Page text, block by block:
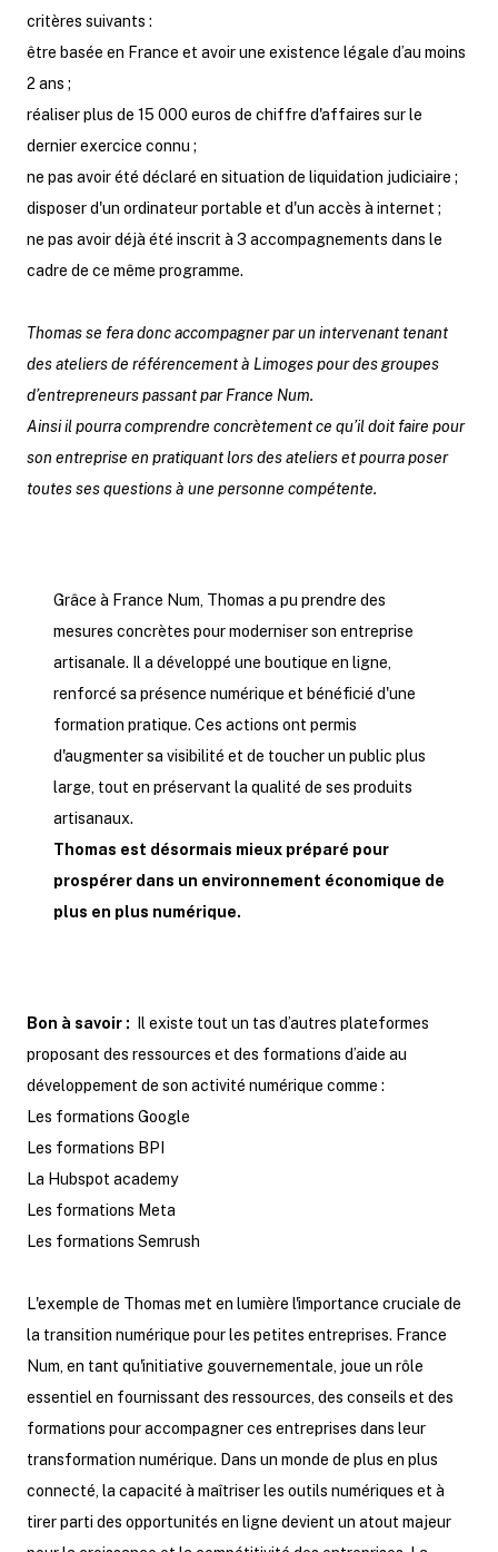
critères suivants :
être basée en France et avoir une existence légale d’au moins
2 ans ;
réaliser plus de 15 000 euros de chiffre d'affaires sur le
dernier exercice connu ;
ne pas avoir été déclaré en situation de liquidation judiciaire ;
disposer d'un ordinateur portable et d'un accès à internet ;
ne pas avoir déjà été inscrit à 3 accompagnements dans le
cadre de ce même programme.
Thomas se fera donc accompagner par un intervenant tenant
des ateliers de référencement à Limoges pour des groupes
d’entrepreneurs passant par France Num.
Ainsi il pourra comprendre concrètement ce qu’il doit faire pour
son entreprise en pratiquant lors des ateliers et pourra poser
toutes ses questions à une personne compétente.
Grâce à France Num, Thomas a pu prendre des
mesures concrètes pour moderniser son entreprise
artisanale. Il a développé une boutique en ligne,
renforcé sa présence numérique et bénéficié d'une
formation pratique. Ces actions ont permis
d'augmenter sa visibilité et de toucher un public plus
large, tout en préservant la qualité de ses produits
artisanaux.
Thomas est désormais mieux préparé pour
prospérer dans un environnement économique de
plus en plus numérique.
Bon à savoir : Il existe tout un tas d’autres plateformes
proposant des ressources et des formations d’aide au
développement de son activité numérique comme :
Les formations Google
Les formations BPI
La Hubspot academy
Les formations Meta
Les formations Semrush
L'exemple de Thomas met en lumière l'importance cruciale de
la transition numérique pour les petites entreprises. France
Num, en tant qu'initiative gouvernementale, joue un rôle
essentiel en fournissant des ressources, des conseils et des
formations pour accompagner ces entreprises dans leur
transformation numérique. Dans un monde de plus en plus
connecté, la capacité à maîtriser les outils numériques et à
tirer parti des opportunités en ligne devient un atout majeur